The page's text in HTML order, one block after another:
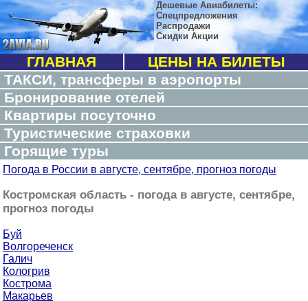
Дешевые Авиабилеты:
Спецпредложения
Распродажи
Скидки Акции
ГЛАВНАЯ
ЦЕНЫ НА БИЛЕТЫ
ТАКСИ, трансферы в аэропорты
Бронирование отелей
Квартиры посуточно
Туристические страховки
Горящие туры
Погода в России в августе, сентябре, прогноз погоды
Костромская область - погода в августе, сентябре,
прогноз погоды
Буй
Волгореченск
Галич
Кологрив
Кострома
Макарьев